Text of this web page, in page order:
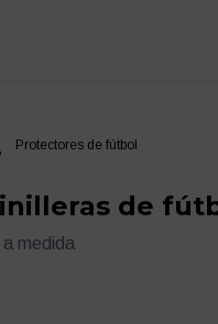
Protectores de fútbol
de
a medida